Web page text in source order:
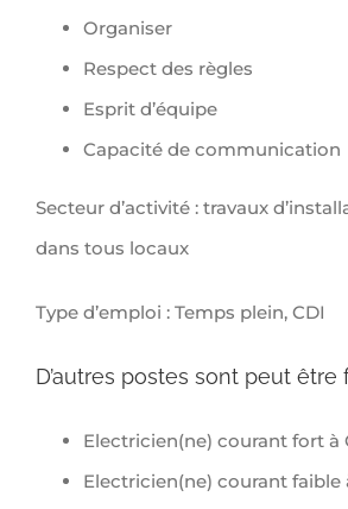
Organiser
Respect des règles
Esprit d’équipe
Capacité de communication
Secteur d’activité : travaux
dans tous locaux
Type d’emploi : Temps plein, CDI
D’autres postes sont peut être
Electricien(ne) courant fort à
Electricien(ne) courant faible